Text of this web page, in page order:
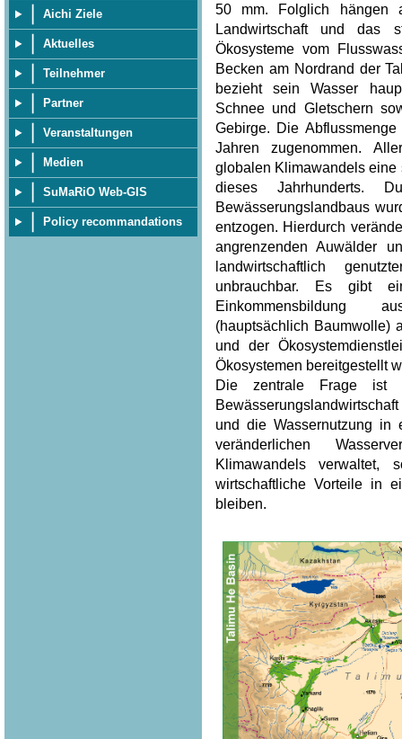
Aichi Ziele
Aktuelles
Teilnehmer
Partner
Veranstaltungen
Medien
SuMaRiO Web-GIS
Policy recommandations
50 mm. Folglich hängen
Landwirtschaft und das
Ökosysteme vom
Becken am Nordrand der
bezieht sein Wasser
Schnee und Gletschern
Gebirge. Die
Jahren zugenommen.
globalen Klimawandels eine
dieses Jahrhunderts.
Bewässerungslandbaus
entzogen. Hierdurch
angrenzenden Auwälder
landwirtschaftlich
unbrauchbar. Es gibt
Einkommensbildung
(hauptsächlich Baumwolle)
und der
Ökosystemen bereitgestellt
Die zentrale Frage ist
und die Wassernutzung in
veränderlichen
Klimawandels verwaltet,
wirtschaftliche Vorteile in
bleiben.